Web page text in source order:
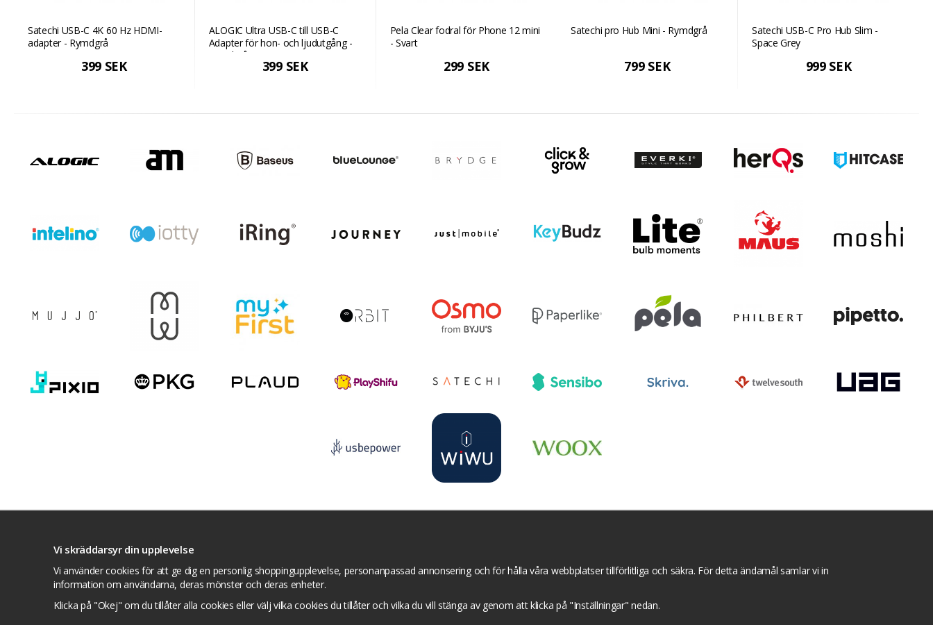
Satechi USB-C 4K 60 Hz HDMI-
adapter - Rymdgrå
399 SEK
ALOGIC Ultra USB-C till USB-C
Adapter för hon- och ljudutgång -
Rymdgrå
399 SEK
Pela Clear fodral för Phone 12 mini
- Svart
299 SEK
Satechi pro Hub Mini - Rymdgrå
799 SEK
Satechi USB-C Pro Hub Slim -
Space Grey
999 SEK
Villkor Kontakta oss
Om cookies
Cookie inställningar
Vi skräddarsyr din upplevelse
Vi använder cookies för att ge dig en personlig shoppingupplevelse, personanpassad annonsering och för hålla våra webbplatser tillförlitliga och säkra. För detta ändamål samlar vi in
information om användarna, deras mönster och deras enheter.
Klicka på "Okej" om du tillåter alla cookies eller välj vilka cookies du tillåter och vilka du vill stänga av genom att klicka på "Inställningar" nedan.